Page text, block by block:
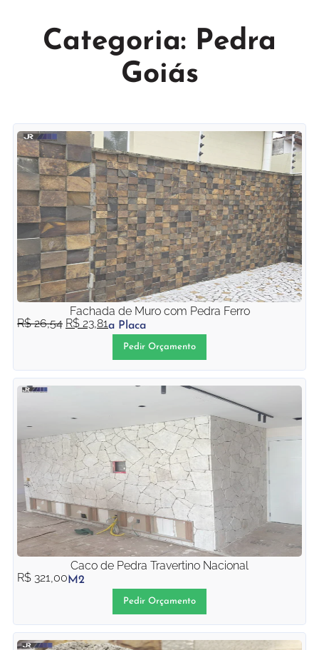
Categoria: Pedra
Goiás
Fachada de Muro com Pedra Ferro
R$26,54 R$ 23,81a Placa
Pedir Orçamento
Caco de Pedra Travertino Nacional
R$ 321,00M2
Pedir Orçamento